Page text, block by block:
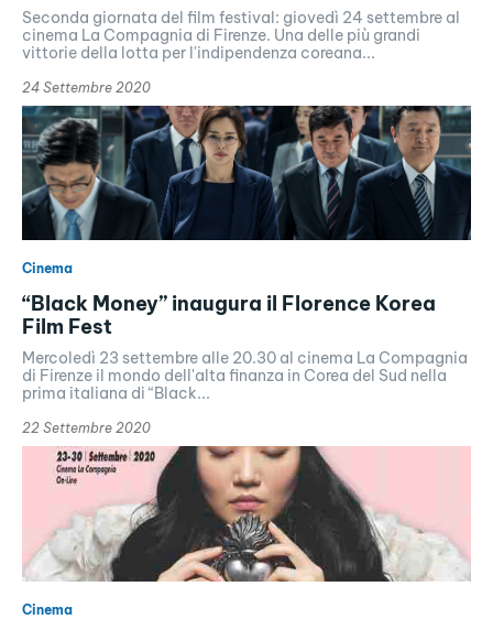
Seconda giornata del film festival: giovedì 24 settembre al
cinema La Compagnia di Firenze. Una delle più grandi
vittorie della lotta per l'indipendenza coreana...
24 Settembre 2020
Cinema
“Black Money” inaugura il Florence Korea
Film Fest
Mercoledì 23 settembre alle 20.30 al cinema La Compagnia
di Firenze il mondo dell'alta finanza in Corea del Sud nella
prima italiana di “Black...
22 Settembre 2020
Cinema